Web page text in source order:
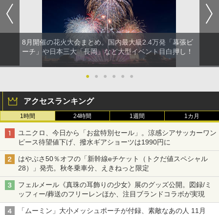
8月開催の花火大会まとめ。国内最大級2.4万発「幕張ビ
ーチ」や日本三大「長岡」など大型イベント目白押し！
● ● ● ● ● ●
アクセスランキング
1時間 24時間 1週間 1カ月
ユニクロ、今日から「お盆特別セール」。涼感シアサッカーワン
ピース待望値下げ、撥水ギアショーツは1990円に
はやぶさ50％オフの「新幹線eチケット（トクだ値スペシャル
28）」発売。秋冬乗車分、えきねっと限定
フェルメール《真珠の耳飾りの少女》展のグッズ公開。図録/ミ
ッフィー/葬送のフリーレンほか、注目ブランドコラボが実現
「ムーミン」大小メッシュポーチが付録、素敵なあの人 11月